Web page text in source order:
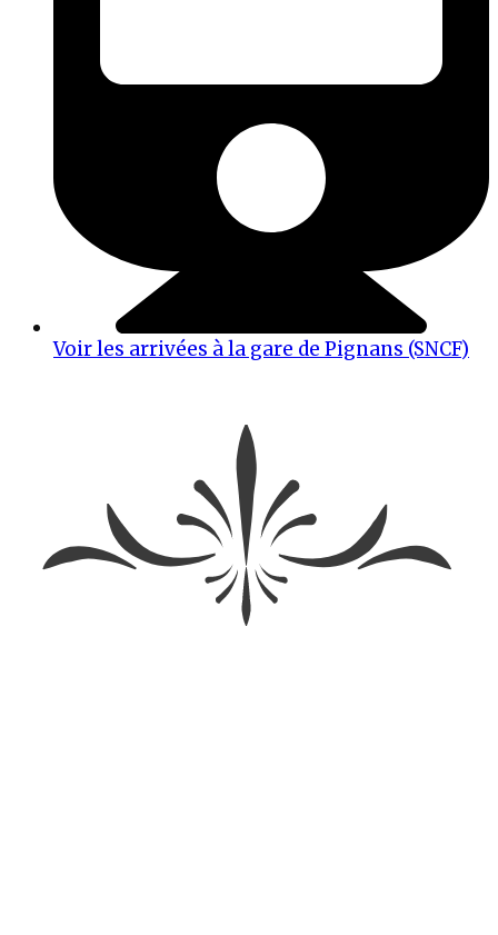
Voir les arrivées à la gare de Pignans (SNCF)